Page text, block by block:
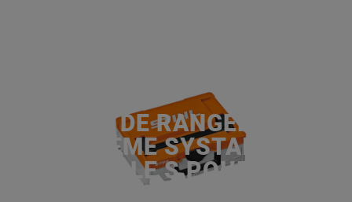
BOÎTE DE RANGEMENT,
SYSTÈME SYSTAINER³
TAILLE S POUR 2